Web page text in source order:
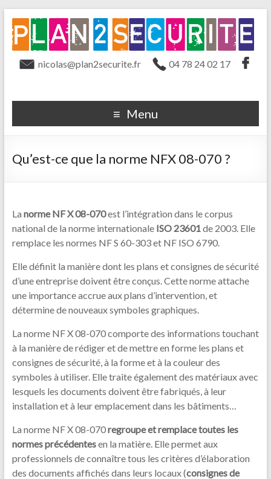
nicolas@plan2securite.fr 04 78 24 02 17
Menu
Qu’est-ce que la norme NFX 08-070 ?
La norme NF X 08-070est l’intégration dans le corpus
national de la norme internationale ISO 23601 de 2003. Elle
remplace les normes NF S 60-303 et NF ISO 6790.
Elle définit la manière dont les plans et consignes de sécurité
d’une entreprise doivent être conçus. Cette norme attache
une importance accrue aux plans d’intervention, et
détermine de nouveaux symboles graphiques.
La norme NF X 08-070 comporte des informations touchant
à la manière de rédiger et de mettre en forme les plans et
consignes de sécurité, à la forme et à la couleur des
symboles à utiliser. Elle traite également des matériaux avec
lesquels les documents doivent être fabriqués, à leur
installation et à leur emplacement dans les bâtiments…
La norme NF X 08-070regroupe et remplace toutes les
normes précédentesen la matière. Elle permet aux
professionnels de connaître tous les critères d’élaboration
des documents affichés dans leurs locaux (consignes de